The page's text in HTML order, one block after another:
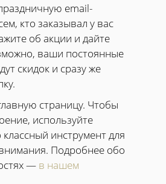
email-
кто заказывал у вас
об акции и дайте
ваши постоянные
скидок и сразу же
страницу. Чтобы
используйте
инструмент для
Подробнее обо
— в нашем